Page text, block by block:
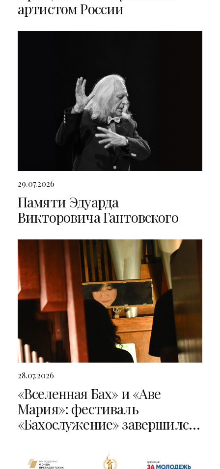
артистом России
29.07.2026
Памяти Эдуарда
Викторовича Гантовского
28.07.2026
«Вселенная Бах» и «Аве
Мария»: фестиваль
«Бахослужение» завершился